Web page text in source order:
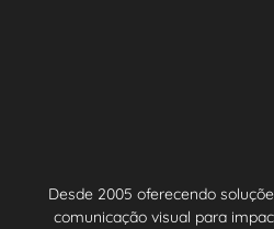
Desde 2005 oferecendo
comunicação visual para